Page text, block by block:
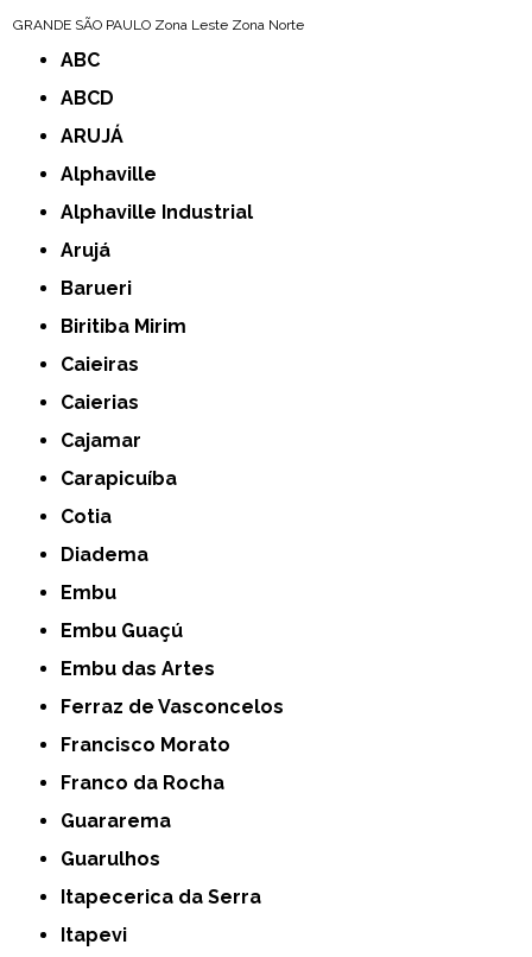
GRANDE SÃO PAULO Zona Leste Zona Norte
ABC
ABCD
ARUJÁ
Alphaville
Alphaville Industrial
Arujá
Barueri
Biritiba Mirim
Caieiras
Caierias
Cajamar
Carapicuíba
Cotia
Diadema
Embu
Embu Guaçú
Embu das Artes
Ferraz de Vasconcelos
Francisco Morato
Franco da Rocha
Guararema
Guarulhos
Itapecerica da Serra
Itapevi